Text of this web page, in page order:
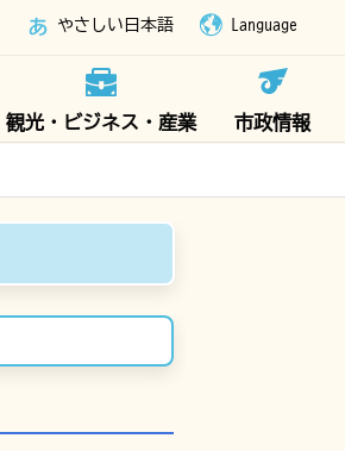
やさしい日本語 Language
観光・ビジネス・産業 市政情報